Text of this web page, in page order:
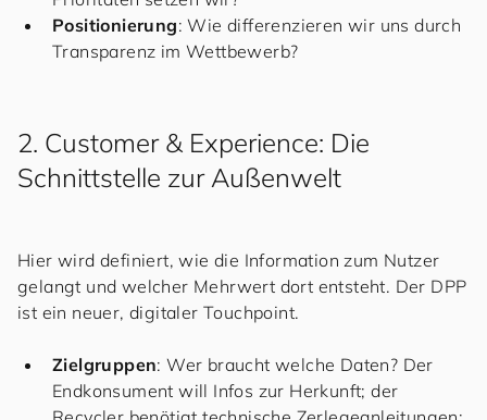
Positionierung: Wie differenzieren wir uns durch
Transparenz im Wettbewerb?
2. Customer & Experience: Die
Schnittstelle zur Außenwelt
Hier wird definiert, wie die Information zum Nutzer
gelangt und welcher Mehrwert dort entsteht. Der DPP
ist ein neuer, digitaler Touchpoint.
Zielgruppen: Wer braucht welche Daten? Der
Endkonsument will Infos zur Herkunft; der